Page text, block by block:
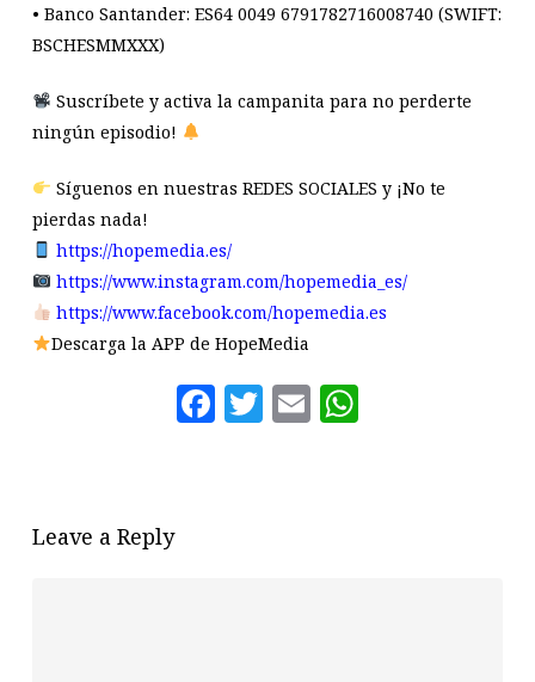
• Banco Santander: ES64 0049 6791782716008740 (SWIFT:
BSCHESMMXXX)
Suscríbete y activa la campanita para no perderte
ningún episodio!
Síguenos en nuestras REDES SOCIALES y ¡No te
pierdas nada!
https://hopemedia.es/
https://www.instagram.com/hopemedia_es/
https://www.facebook.com/hopemedia.es
Descarga la APP de HopeMedia
Facebook
Twitter
Email
Leave a Reply